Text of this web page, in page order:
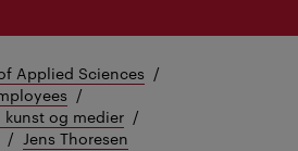
Applied Sciences
kunst og medier
Jens Thoresen